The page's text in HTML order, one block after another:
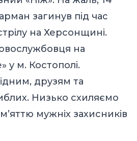
загинув під час
на Херсонщині.
на
у м. Костополі.
друзям та
Низько схиляємо
мужніх захисників